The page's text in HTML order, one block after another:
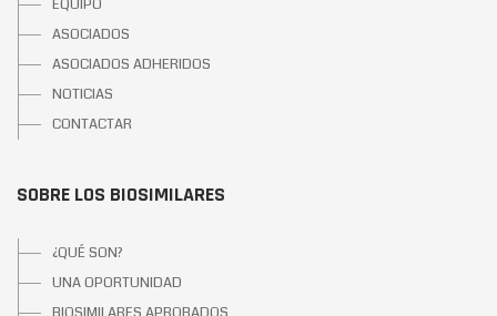
ASOCIADOS
ASOCIADOS ADHERIDOS
NOTICIAS
CONTACTAR
SOBRE LOS BIOSIMILARES
¿QUÉ SON?
UNA OPORTUNIDAD